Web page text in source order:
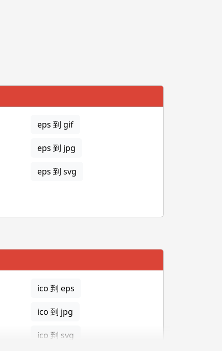
eps 到 gif
eps 到 jpg
eps 到 svg
ico 到 eps
ico 到 jpg
ico 到 svg